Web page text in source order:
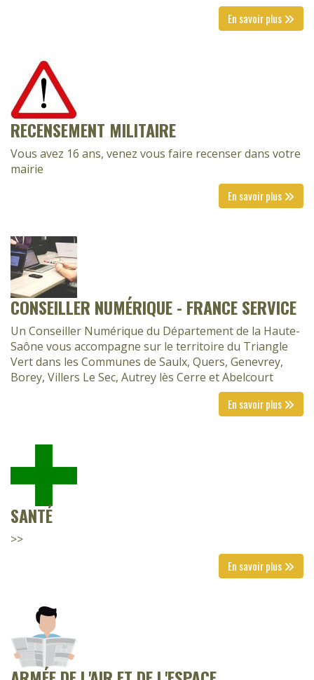
En savoir plus
RECENSEMENT MILITAIRE
Vous avez 16 ans, venez vous faire recenser dans votre
mairie
En savoir plus
CONSEILLER NUMÉRIQUE - FRANCE SERVICE
Un Conseiller Numérique du Département de la Haute-
Saône vous accompagne sur le territoire du Triangle
Vert dans les Communes de Saulx, Quers, Genevrey,
Borey, Villers Le Sec, Autrey lès Cerre et Abelcourt
En savoir plus
SANTÉ
>>
En savoir plus